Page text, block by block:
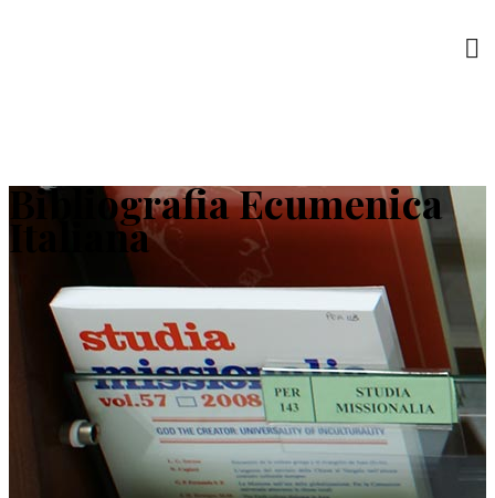
Bibliografia Ecumenica
Italiana